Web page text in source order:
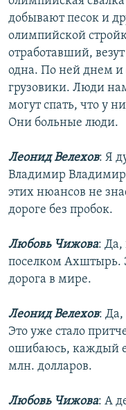
добывают песок и
олимпийской
отработавший,
одна. По ней днем и
грузовики. Люди
могут спать, что у
Они больные люди.
Леонид Велехов: Я
Владимир
этих нюансов не
дороге без пробок.
Любовь Чижова: Да,
поселком Ахштырь.
дорога в мире.
Леонид Велехов: Да,
Это уже стало
ошибаюсь, каждый
млн. долларов.
Любовь Чижова: А